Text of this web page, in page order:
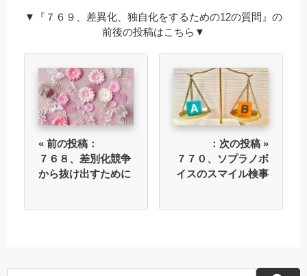
▼『７６９、差異化、独自化をするための12の質問』の
前後の投稿はこちら▼
« 前の投稿：
７６８、差別化競争
から抜け出すために
：次の投稿 »
７７０、ソプラノボ
イスのスマイル検事